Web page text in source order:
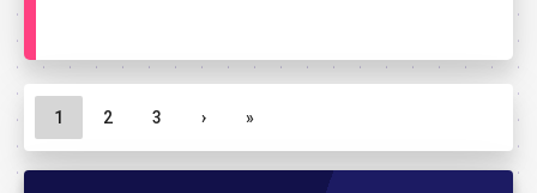
Sayfa gezinme
Geçerli Sayfa
1 Sayfa
2 Sayfa
3 › »